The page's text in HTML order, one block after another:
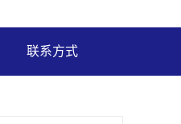
联系方式